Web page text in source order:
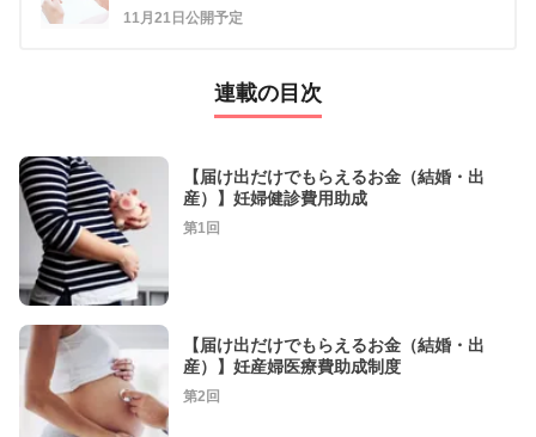
11月21日公開予定
連載の目次
【届け出だけでもらえるお金（結婚・出
産）】妊婦健診費用助成
第1回
【届け出だけでもらえるお金（結婚・出
産）】妊産婦医療費助成制度
第2回